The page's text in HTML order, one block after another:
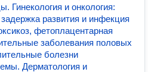
Гинекология и онкология:
развития и инфекция
фетоплацентарная
заболевания половых
болезни
Дерматология и